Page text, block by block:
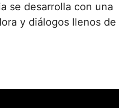
se desarrolla con una
y diálogos llenos de